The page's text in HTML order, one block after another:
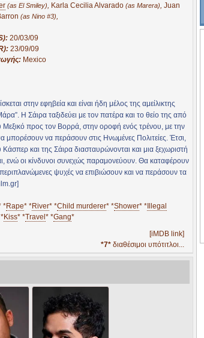
(as El Smiley), Karla Cecilia Alvarado (as Marera), Juan
(as Nino #3),
20/03/09
23/09/09
Mexico
στην εφηβεία και είναι ήδη μέλος της αμείλικτης
Η Σάιρα ταξιδεύει με τον πατέρα και το θείο της από
Μεξικό προς τον Βορρά, στην οροφή ενός τρένου, με την
μπορέσουν να περάσουν στις Ηνωμένες Πολιτείες. Έτσι,
Κάσπερ και της Σάιρα διασταυρώνονται και μια ξεχωριστή
ενώ οι κίνδυνοι συνεχώς παραμονεύουν. Θα καταφέρουν
ψυχές να επιβιώσουν και να περάσουν τα
*Rape* *River* *Child murderer* *Shower* * Illegal
Kiss* *Travel * *Gang*
[iMDB link]
*7* διαθέσιμοι υπότιτλοι...